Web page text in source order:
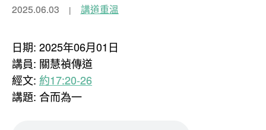
2025.06.03 講道重溫
日期: 2025年06月01日
講員: 關慧禎傳道
經文: 約17:20-26
講題: 合而為一